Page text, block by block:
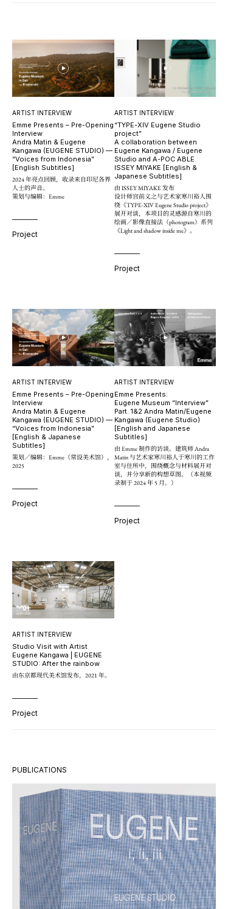
ARTIST INTERVIEW
Emme Presents – Pre-Opening
Interview
Andra Matin & Eugene
Kangawa (EUGENE STUDIO) —
“Voices from Indonesia”
[English Subtitles]
2024 年亮点回顾，收录来自印尼各界
人士的声音。
策划与编辑：Emme
Project
ARTIST INTERVIEW
“TYPE-XIV Eugene Studio
project”
A collaboration between
Eugene Kangawa / Eugene
Studio and A-POC ABLE
ISSEY MIYAKE [English &
Japanese Subtitles]
由 ISSEY MIYAKE 发布
设计师宫前义之与艺术家寒川裕人围
绕《TYPE-XIV Eugene Studio project》
展开对谈，本项目的灵感源自寒川的
绘画／影像直接法（photogram）系列
《Light and shadow inside me》。
Project
ARTIST INTERVIEW
Emme Presents – Pre-Opening
Interview
Andra Matin & Eugene
Kangawa (EUGENE STUDIO) —
“Voices from Indonesia”
[English & Japanese
Subtitles]
策划／编辑：Emme（常设美术馆），
2025
Project
ARTIST INTERVIEW
Emme Presents:
Eugene Museum “Interview”
Part. 1&2 Andra Matin/Eugene
Kangawa (Eugene Studio)
[English and Japanese
Subtitles]
由 Emme 制作的访谈。建筑师 Andra
Matin 与艺术家寒川裕人于寒川的工作
室与住所中，围绕概念与材料展开对
谈，并分享新的构想草图。（本视频
录制于 2024 年 5 月。）
Project
ARTIST INTERVIEW
Studio Visit with Artist
Eugene Kangawa | EUGENE
STUDIO: After the rainbow
由东京都现代美术馆发布，2021 年。
Project
PUBLICATIONS